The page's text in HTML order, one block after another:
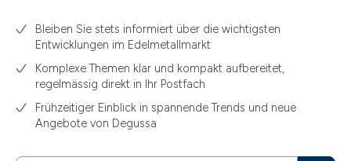
Bleiben Sie stets informiert über die wichtigsten
Entwicklungen im Edelmetallmarkt
Komplexe Themen klar und kompakt aufbereitet,
regelmässig direkt in Ihr Postfach
Frühzeitiger Einblick in spannende Trends und neue
Angebote von Degussa